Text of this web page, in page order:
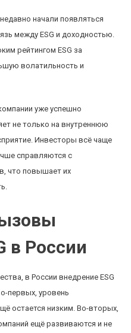
начали появляться
между ESG и доходностью.
рейтингом ESG за
волатильность и
уже успешно
не только на внутреннюю
Инвесторы всё чаще
справляются с
что повышает их
в России
в России внедрение ESG
первых, уровень
остается низким. Во-вторых,
ещё развиваются и не